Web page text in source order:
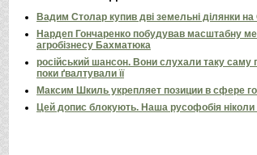
Вадим Столар купив дві земельні ділянки на
Нардеп Гончаренко побудував масштабну
агробізнесу Бахматюка
російський шансон. Вони слухали таку саму
поки ґвалтували її
Максим Шкиль укрепляет позиции в сфере
Цей допис блокують. Наша русофобія